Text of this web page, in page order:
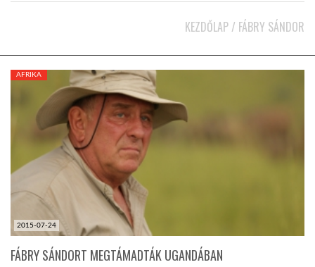
KÖZEL-KELET
AUSZTRÁLIA
A VILÁG ITTHON
KEZDŐLAP / FÁBRY SÁNDOR
2015-07-24
AFRIKA
FÁBRY SÁNDORT MEGTÁMADTÁK UGANDÁBAN